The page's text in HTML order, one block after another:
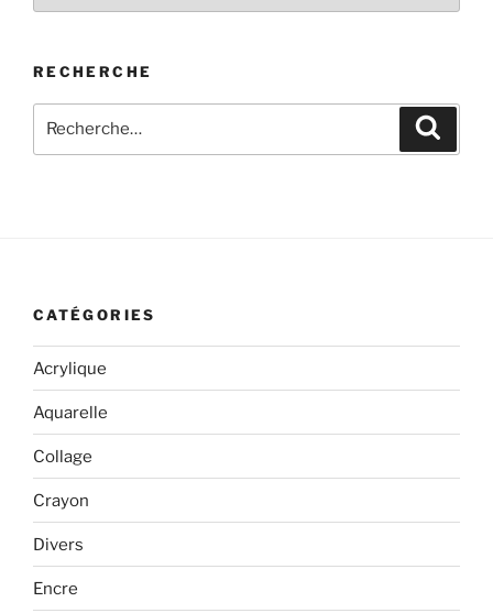
RECHERCHE
pour
CATÉGORIES
Acrylique
Aquarelle
Collage
Crayon
Divers
Encre